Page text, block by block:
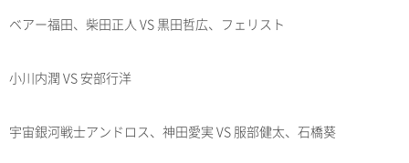
ベアー福田、柴田正人 VS 黒田哲広、フェリスト
小川内潤 VS 安部行洋
宇宙銀河戦士アンドロス、神田愛実 VS 服部健太、石橋葵